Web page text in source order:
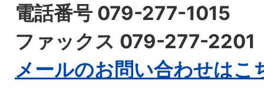
電話番号 079-277-1015
ファックス 079-277-2201
メールのお問い合わせはこ